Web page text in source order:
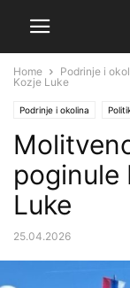
Home Podrinje i
Kozje Luke
Podrinje i okolina
poginule
Luke
25.04.2026